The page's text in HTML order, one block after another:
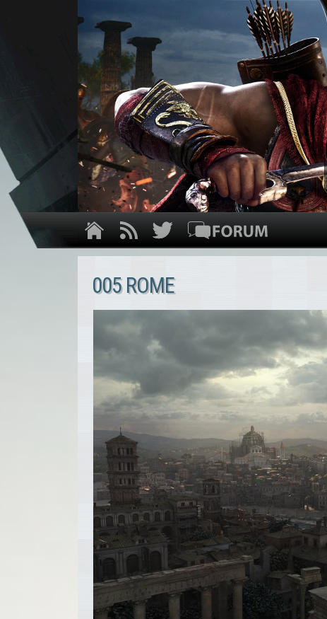
005 ROME